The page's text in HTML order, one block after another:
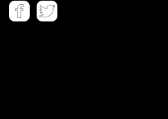
Meta
-